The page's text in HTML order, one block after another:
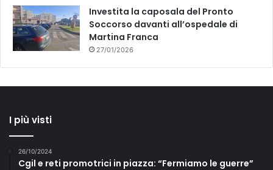
Investita la caposala del Pronto
Soccorso davanti all’ospedale di
Martina Franca
27/01/2026
I più visti
26/10/2024
Cgil e reti promotrici in piazza: “Fermiamo le guerre”